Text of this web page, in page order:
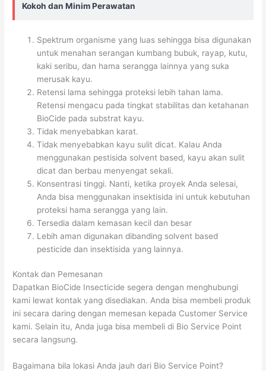
Kokoh dan Minim Perawatan
Spektrum organisme yang luas sehingga bisa digunakan
untuk menahan serangan kumbang bubuk, rayap, kutu,
kaki seribu, dan hama serangga lainnya yang suka
merusak kayu.
Retensi lama sehingga proteksi lebih tahan lama.
Retensi mengacu pada tingkat stabilitas dan ketahanan
BioCide pada substrat kayu.
Tidak menyebabkan karat.
Tidak menyebabkan kayu sulit dicat. Kalau Anda
menggunakan pestisida solvent based, kayu akan sulit
dicat dan berbau menyengat sekali.
Konsentrasi tinggi. Nanti, ketika proyek Anda selesai,
Anda bisa menggunakan insektisida ini untuk kebutuhan
proteksi hama serangga yang lain.
Tersedia dalam kemasan kecil dan besar
Lebih aman digunakan dibanding solvent based
pesticide dan insektisida yang lainnya.
Kontak dan Pemesanan
Dapatkan BioCide Insecticide segera dengan menghubungi
kami lewat kontak yang disediakan. Anda bisa membeli produk
ini secara daring dengan memesan kepada Customer Service
kami. Selain itu, Anda juga bisa membeli di Bio Service Point
secara langsung.
Bagaimana bila lokasi Anda jauh dari Bio Service Point?